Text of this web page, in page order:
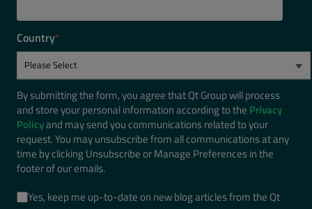
Country*
By submitting the form, you agree that Qt Group will process
and store your personal information according to the Privacy
Policyand may send you communications related to your
request. You may unsubscribe from all communications at any
time by clicking Unsubscribe or Manage Preferences in the
footer of our emails.
Yes, keep me up-to-date on new blog articles from the Qt